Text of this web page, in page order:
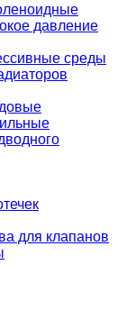
давление
среды
для клапанов